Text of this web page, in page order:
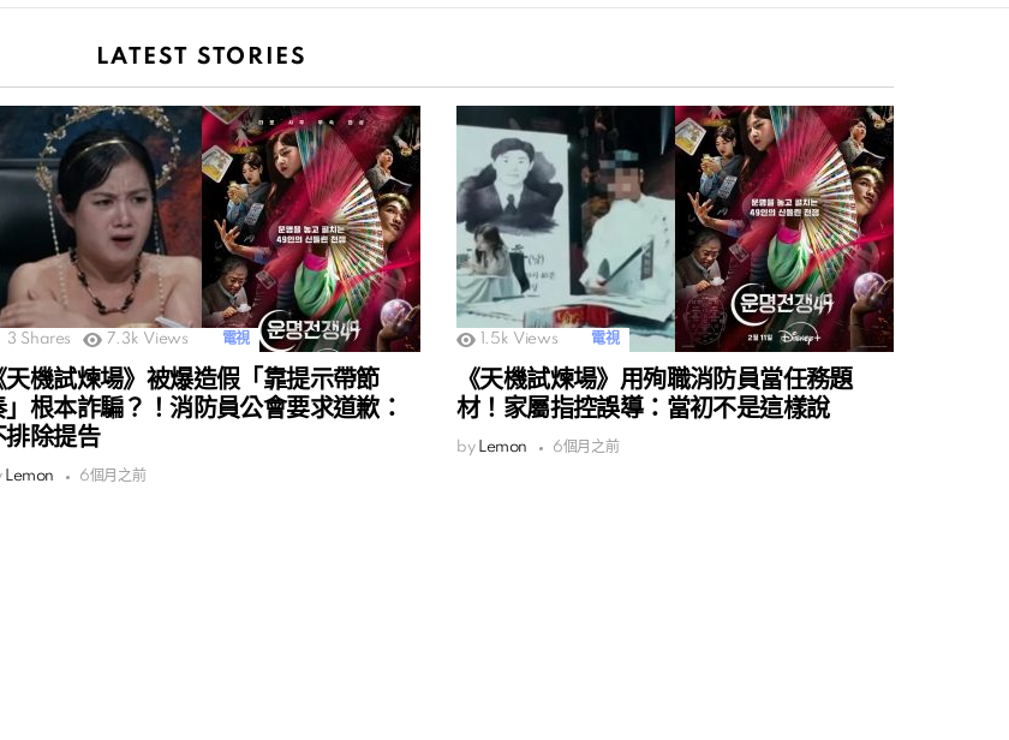
LATEST STORIES
3 Shares 7.3k Views 電視
天機試煉場》被爆造假「靠提示帶節
」根本詐騙？！消防員公會要求道歉：
排除提告
Lemon 6個月之前
1.5k Views 電視
《天機試煉場》用殉職消防員當任務題
材！家屬指控誤導：當初不是這樣說
by Lemon 6個月之前